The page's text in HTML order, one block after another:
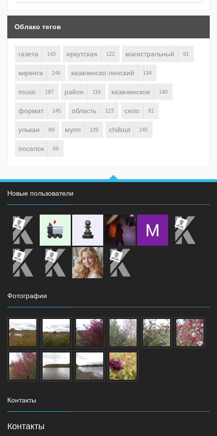
Облако тегов
газета 143 иркутская 122 магистральный 91
киренга 146 казачинско-ленский 134
music 187 район 116 казачинское 140
формат 145 область 123 село 81
улькан 89 мупп 139 chillout 145
поселок 69
Новые пользователи
Фотографии
Контакты
Контакты